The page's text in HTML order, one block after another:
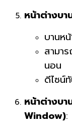
หน้าต่างบ
บานห
สามา
นอน
ดีไซน์
หน้าต่างบ
Window):